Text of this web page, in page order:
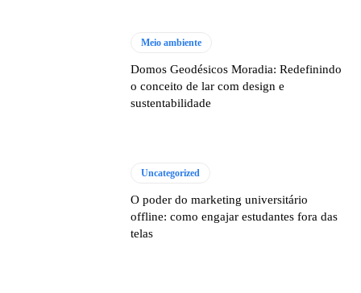
Meio ambiente
Domos Geodésicos Moradia: Redefinindo
o conceito de lar com design e
sustentabilidade
Uncategorized
O poder do marketing universitário
offline: como engajar estudantes fora das
telas